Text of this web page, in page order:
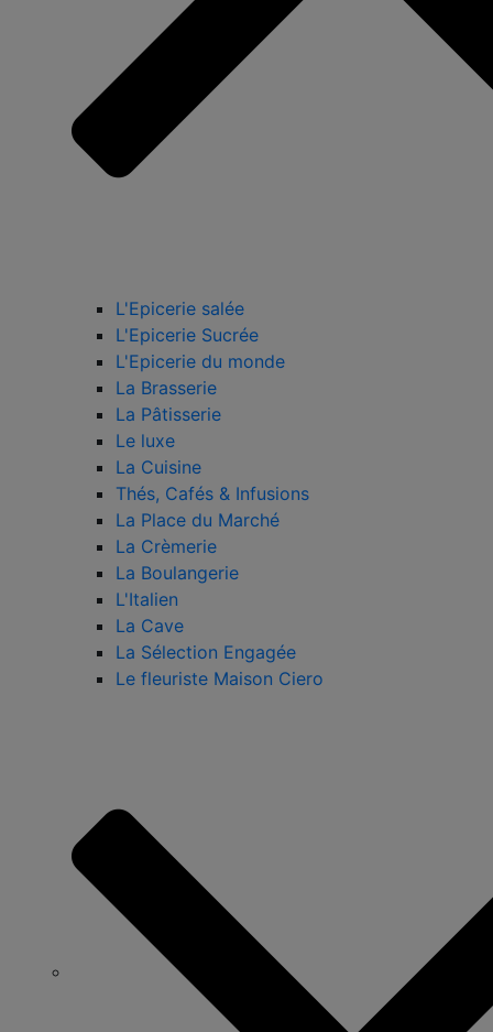
L'Epicerie salée
L'Epicerie Sucrée
L'Epicerie du monde
La Brasserie
La Pâtisserie
Le luxe
La Cuisine
Thés, Cafés & Infusions
La Place du Marché
La Crèmerie
La Boulangerie
L'Italien
La Cave
La Sélection Engagée
Le fleuriste Maison Ciero